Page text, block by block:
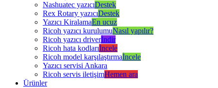
Nashuatec yazıcıDestek
Rex Rotary yazıcıDestek
Yazıcı KiralamaEn ucuz
Ricoh yazıcı kurulumuNasıl yapılır?
Ricoh yazıcı driverİndir
Ricoh hata kodlarıİncele
Ricoh model karşılaştırmaİncele
Yazıcı servisi Ankara
Ricoh servis iletişimHemen ara
Ürünler